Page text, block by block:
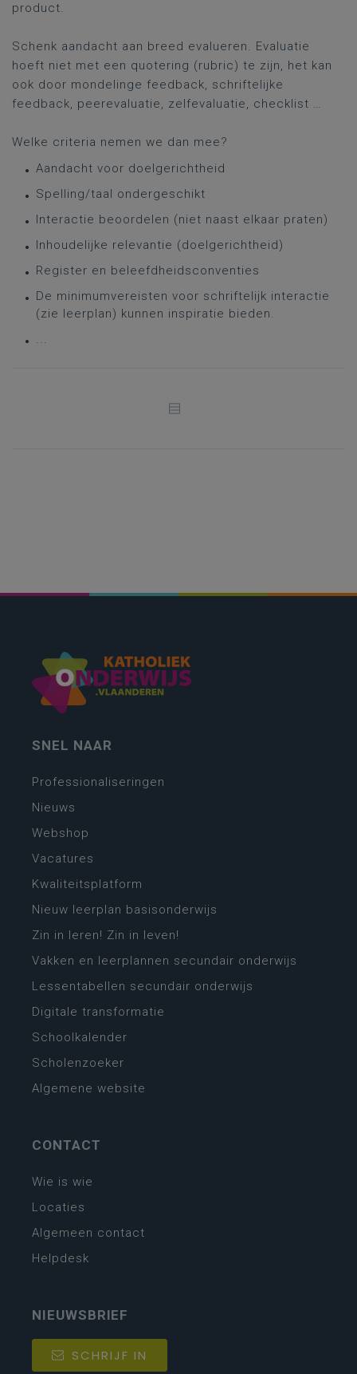
product.
Schenk aandacht aan breed evalueren. Evaluatie
hoeft niet met een quotering (rubric) te zijn, het kan
ook door mondelinge feedback, schriftelijke
feedback, peerevaluatie, zelfevaluatie, checklist …
Welke criteria nemen we dan mee?
Aandacht voor doelgerichtheid
Spelling/taal ondergeschikt
Interactie beoordelen (niet naast elkaar praten)
Inhoudelijke relevantie (doelgerichtheid)
Register en beleefdheidsconventies
De minimumvereisten voor schriftelijk interactie
(zie leerplan) kunnen inspiratie bieden.
...
SNEL NAAR
Professionaliseringen
Nieuws
Webshop
Vacatures
Kwaliteitsplatform
Nieuw leerplan basisonderwijs
Zin in leren! Zin in leven!
Vakken en leerplannen secundair onderwijs
Lessentabellen secundair onderwijs
Digitale transformatie
Schoolkalender
Scholenzoeker
Algemene website
CONTACT
Wie is wie
Locaties
Algemeen contact
Helpdesk
NIEUWSBRIEF
SCHRIJF IN